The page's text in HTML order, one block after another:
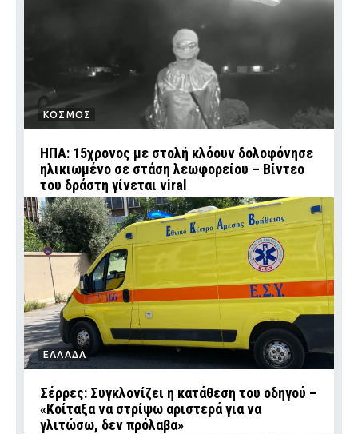
ΚΟΣΜΟΣ
ΗΠΑ: 15χρονος με στολή κλόουν δολοφόνησε
ηλικιωμένο σε στάση λεωφορείου – Βίντεο
του δράστη γίνεται viral
ΕΛΛΑΔΑ
Σέρρες: Συγκλονίζει η κατάθεση του οδηγού –
«Κοίταξα να στρίψω αριστερά για να
γλιτώσω, δεν πρόλαβα»